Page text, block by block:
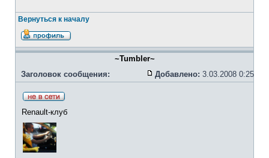
Вернуться к началу
~Tumbler~
Заголовок сообщения:
Добавлено: 3.03.2008 0:25
Renault-клуб